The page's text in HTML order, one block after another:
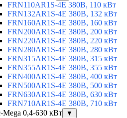
FRN110AR1S-4E 380В, 110 кВт
FRN132AR1S-4E 380В, 132 кВт
FRN160AR1S-4E 380В, 160 кВт
FRN200AR1S-4E 380В, 200 кВт
FRN220AR1S-4E 380В, 220 кВт
FRN280AR1S-4E 380В, 280 кВт
FRN315AR1S-4E 380В, 315 кВт
FRN355AR1S-4E 380В, 355 кВт
FRN400AR1S-4E 380В, 400 кВт
FRN500AR1S-4E 380В, 500 кВт
FRN630AR1S-4E 380В, 630 кВт
FRN710AR1S-4E 380В, 710 кВт
0,4-630 кВт
▼